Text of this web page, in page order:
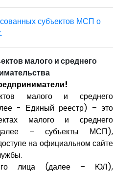
субъектов МСП о
малого и среднего
малого и среднего
- Единый реестр) – это
малого и среднего
(далее – субъекты МСП),
на официальном сайте
лица (далее – ЮЛ),